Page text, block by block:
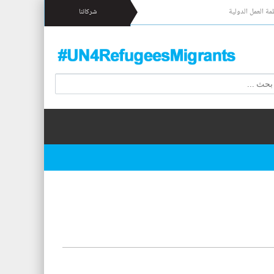
العمل الدولية شركائنا